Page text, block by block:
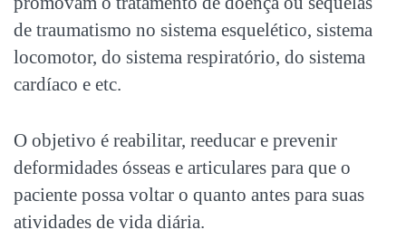
de traumatismo no sistema esquelético, sistema
locomotor, do sistema respiratório, do sistema
cardíaco e etc.
O objetivo é reabilitar, reeducar e prevenir
deformidades ósseas e articulares para que o
paciente possa voltar o quanto antes para suas
atividades de vida diária.